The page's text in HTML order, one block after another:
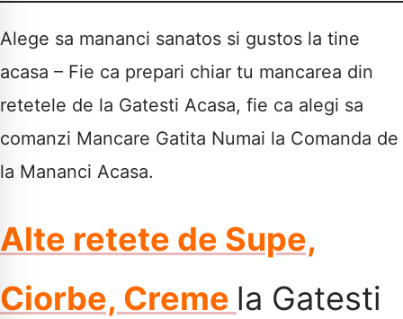
Alege sa mananci sanatos si gustos la tine
acasa – Fie ca prepari chiar tu mancarea din
retetele de la Gatesti Acasa, fie ca alegi sa
comanzi Mancare Gatita Numai la Comanda de
la Mananci Acasa.
Alte retete de Supe,
Ciorbe, Creme la Gatesti